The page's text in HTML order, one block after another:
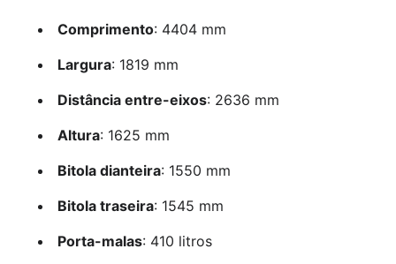
Comprimento: 4404 mm
Largura: 1819 mm
Distância entre-eixos: 2636 mm
Altura: 1625 mm
Bitola dianteira: 1550 mm
Bitola traseira: 1545 mm
Porta-malas: 410 litros